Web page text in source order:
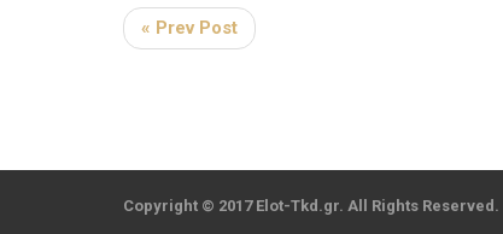
« Prev Post
Copyright © 2017 Elot-Tkd.gr. All Rights Reserved.